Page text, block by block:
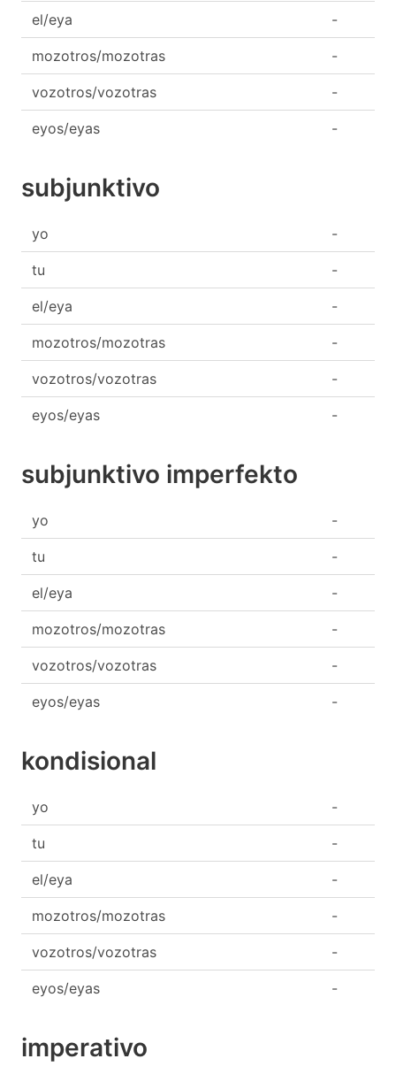
el/eya -
mozotros/mozotras -
vozotros/vozotras -
eyos/eyas -
subjunktivo
yo -
tu -
el/eya -
mozotros/mozotras -
vozotros/vozotras -
eyos/eyas -
subjunktivo imperfekto
yo -
tu -
el/eya -
mozotros/mozotras -
vozotros/vozotras -
eyos/eyas -
kondisional
yo -
tu -
el/eya -
mozotros/mozotras -
vozotros/vozotras -
eyos/eyas -
imperativo